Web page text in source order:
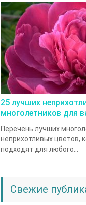
25 лучших
многолетников для
Перечень лучших
неприхотливых цветов,
подходят для любого...
Свежие